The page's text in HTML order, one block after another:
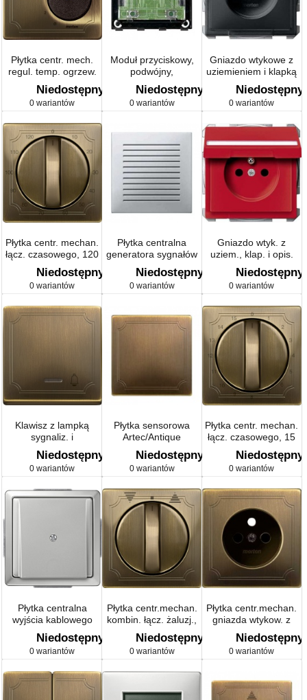
Płytka centr. mech.
regul. temp. ogrzew.
podł. z łączn.
Artec/Antique
Niedostępny
0 wariantów
Moduł przyciskowy,
podwójny,
Artec/Antique
Niedostępny
0 wariantów
Gniazdo wtykowe z
uziemieniem i klapką
Artec/Antique
Niedostępny
0 wariantów
Płytka centr. mechan.
łącz. czasowego, 120
min, mosiądz antyk,
Artec/Antique
Niedostępny
0 wariantów
Płytka centralna
generatora sygnałów
akustycznych
Artec/Antique
Niedostępny
0 wariantów
Gniazdo wtyk. z
uziem., klap. i opis.
Artec/Antique
Niedostępny
0 wariantów
Klawisz z lampką
sygnaliz. i
oznaczeniem
Artec/Antique
Niedostępny
0 wariantów
Płytka sensorowa
Artec/Antique
Niedostępny
0 wariantów
Płytka centr. mechan.
łącz. czasowego, 15
min, mosiądz antyk,
Artec/Antique
Niedostępny
0 wariantów
Płytka centralna
wyjścia kablowego
Artec/Antique
Niedostępny
0 wariantów
Płytka centr.mechan.
kombin. łącz. żaluzj.,
mosiądz antyk,
Artec/Antique
Niedostępny
0 wariantów
Płytka centr.mechan.
gniazda wtykow. z
uziem., przesł.
Artec/Antique
Niedostępny
0 wariantów